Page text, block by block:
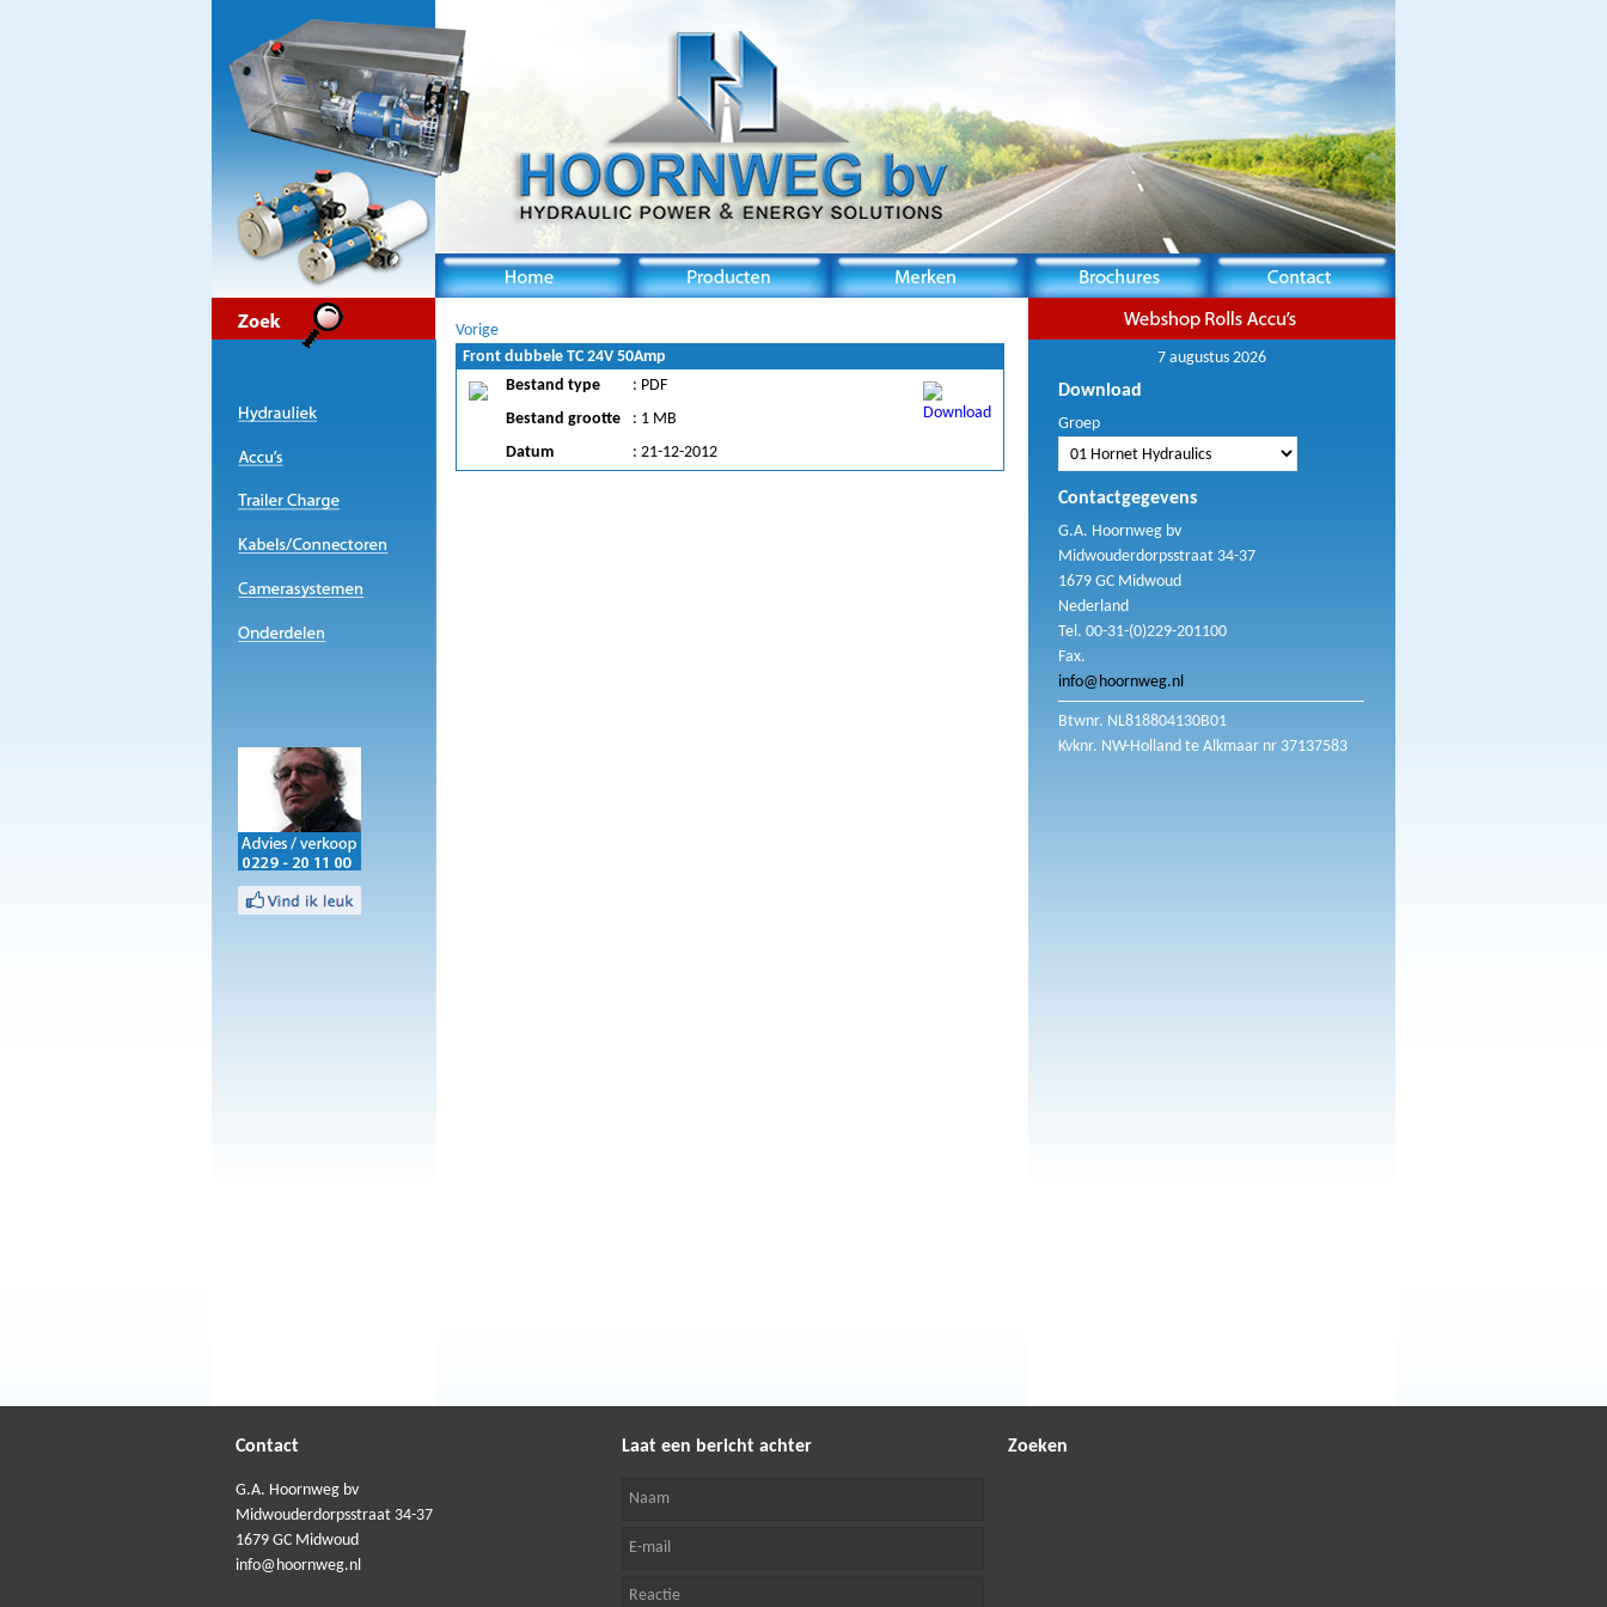
Vorige
Front dubbele TC 24V 50Amp
Bestand type
: PDF
Bestand grootte
: 1 MB
Datum
: 21-12-2012
7 augustus 2026
Download
Groep
Contactgegevens
G.A. Hoornweg bv
Midwouderdorpsstraat 34-37
1679 GC Midwoud
Nederland
Tel. 00-31-(0)229-201100
Fax.
info@hoornweg.nl
Btwnr. NL818804130B01
Kvknr. NW-Holland te Alkmaar nr 37137583
Contact
G.A. Hoornweg bv
Midwouderdorpsstraat 34-37
1679 GC Midwoud
info@hoornweg.nl
Laat een bericht achter Zoeken